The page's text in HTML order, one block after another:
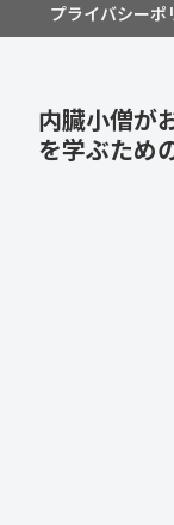
プライバシーポ
内臓小僧が
を学ぶため